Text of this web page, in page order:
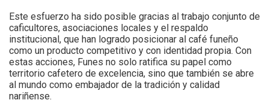
Este esfuerzo ha sido posible gracias al trabajo conjunto de
caficultores, asociaciones locales y el respaldo
institucional, que han logrado posicionar al café funeño
como un producto competitivo y con identidad propia. Con
estas acciones, Funes no solo ratifica su papel como
territorio cafetero de excelencia, sino que también se abre
al mundo como embajador de la tradición y calidad
nariñense.